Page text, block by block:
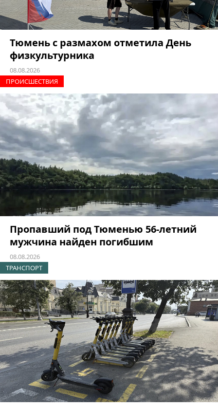
Тюмень с размахом отметила День
физкультурника
08.08.2026
ПРОИCШЕСТВИЯ
Пропавший под Тюменью 56-летний
мужчина найден погибшим
08.08.2026
ТРАНСПОРТ